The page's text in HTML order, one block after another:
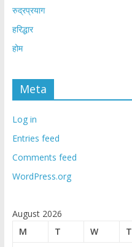
रुद्रप्रयाग
हरिद्धार
होम
Meta
Log in
Entries feed
Comments feed
WordPress.org
August 2026
M
T W T